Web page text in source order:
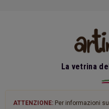
La vetrina
ATTENZIONE: Per informazioni